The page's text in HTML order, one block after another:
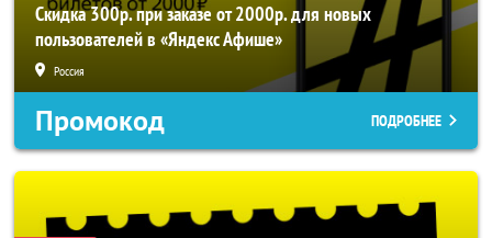
Скидка 300р. при заказе от 2000р. для новых
пользователей в «Яндекс Афише»
Россия
Промокод ПОДРОБНЕЕ